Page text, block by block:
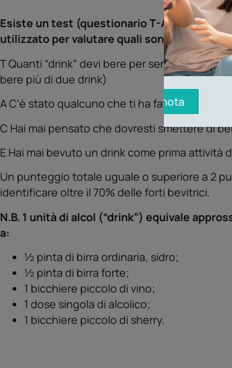
Esiste un test (questionario T-ACE) molto
utilizzato per valutare quali sono le donne a
T Quanti “drink” devi bere per sentirti
bere più di due drink)
A C’è stato qualcuno che ti ha fatto notare
C Hai mai pensato che dovresti smettere di
E Hai mai bevuto un drink come prima attività
Un punteggio totale uguale o superiore a 2
identificare oltre il 70% delle forti bevitrici.
N.B. 1 unità di alcol (“drink”) equivale
a:
½ pinta di birra ordinaria, sidro;
½ pinta di birra forte;
1 bicchiere piccolo di vino;
1 dose singola di alcolico;
1 bicchiere piccolo di sherry.
Prenota